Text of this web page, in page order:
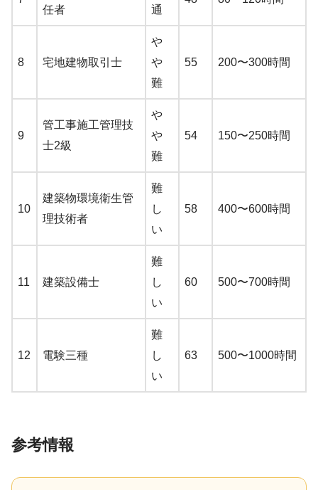
任者
通
8 宅地建物取引士
や
や
難
55 200〜300時間
9
管工事施工管理技
士2級
や
や
難
54 150〜250時間
10
建築物環境衛生管
理技術者
難
し
い
58 400〜600時間
11 建築設備士
難
し
い
60 500〜700時間
12 電験三種
難
し
い
63 500〜1000時間
参考情報